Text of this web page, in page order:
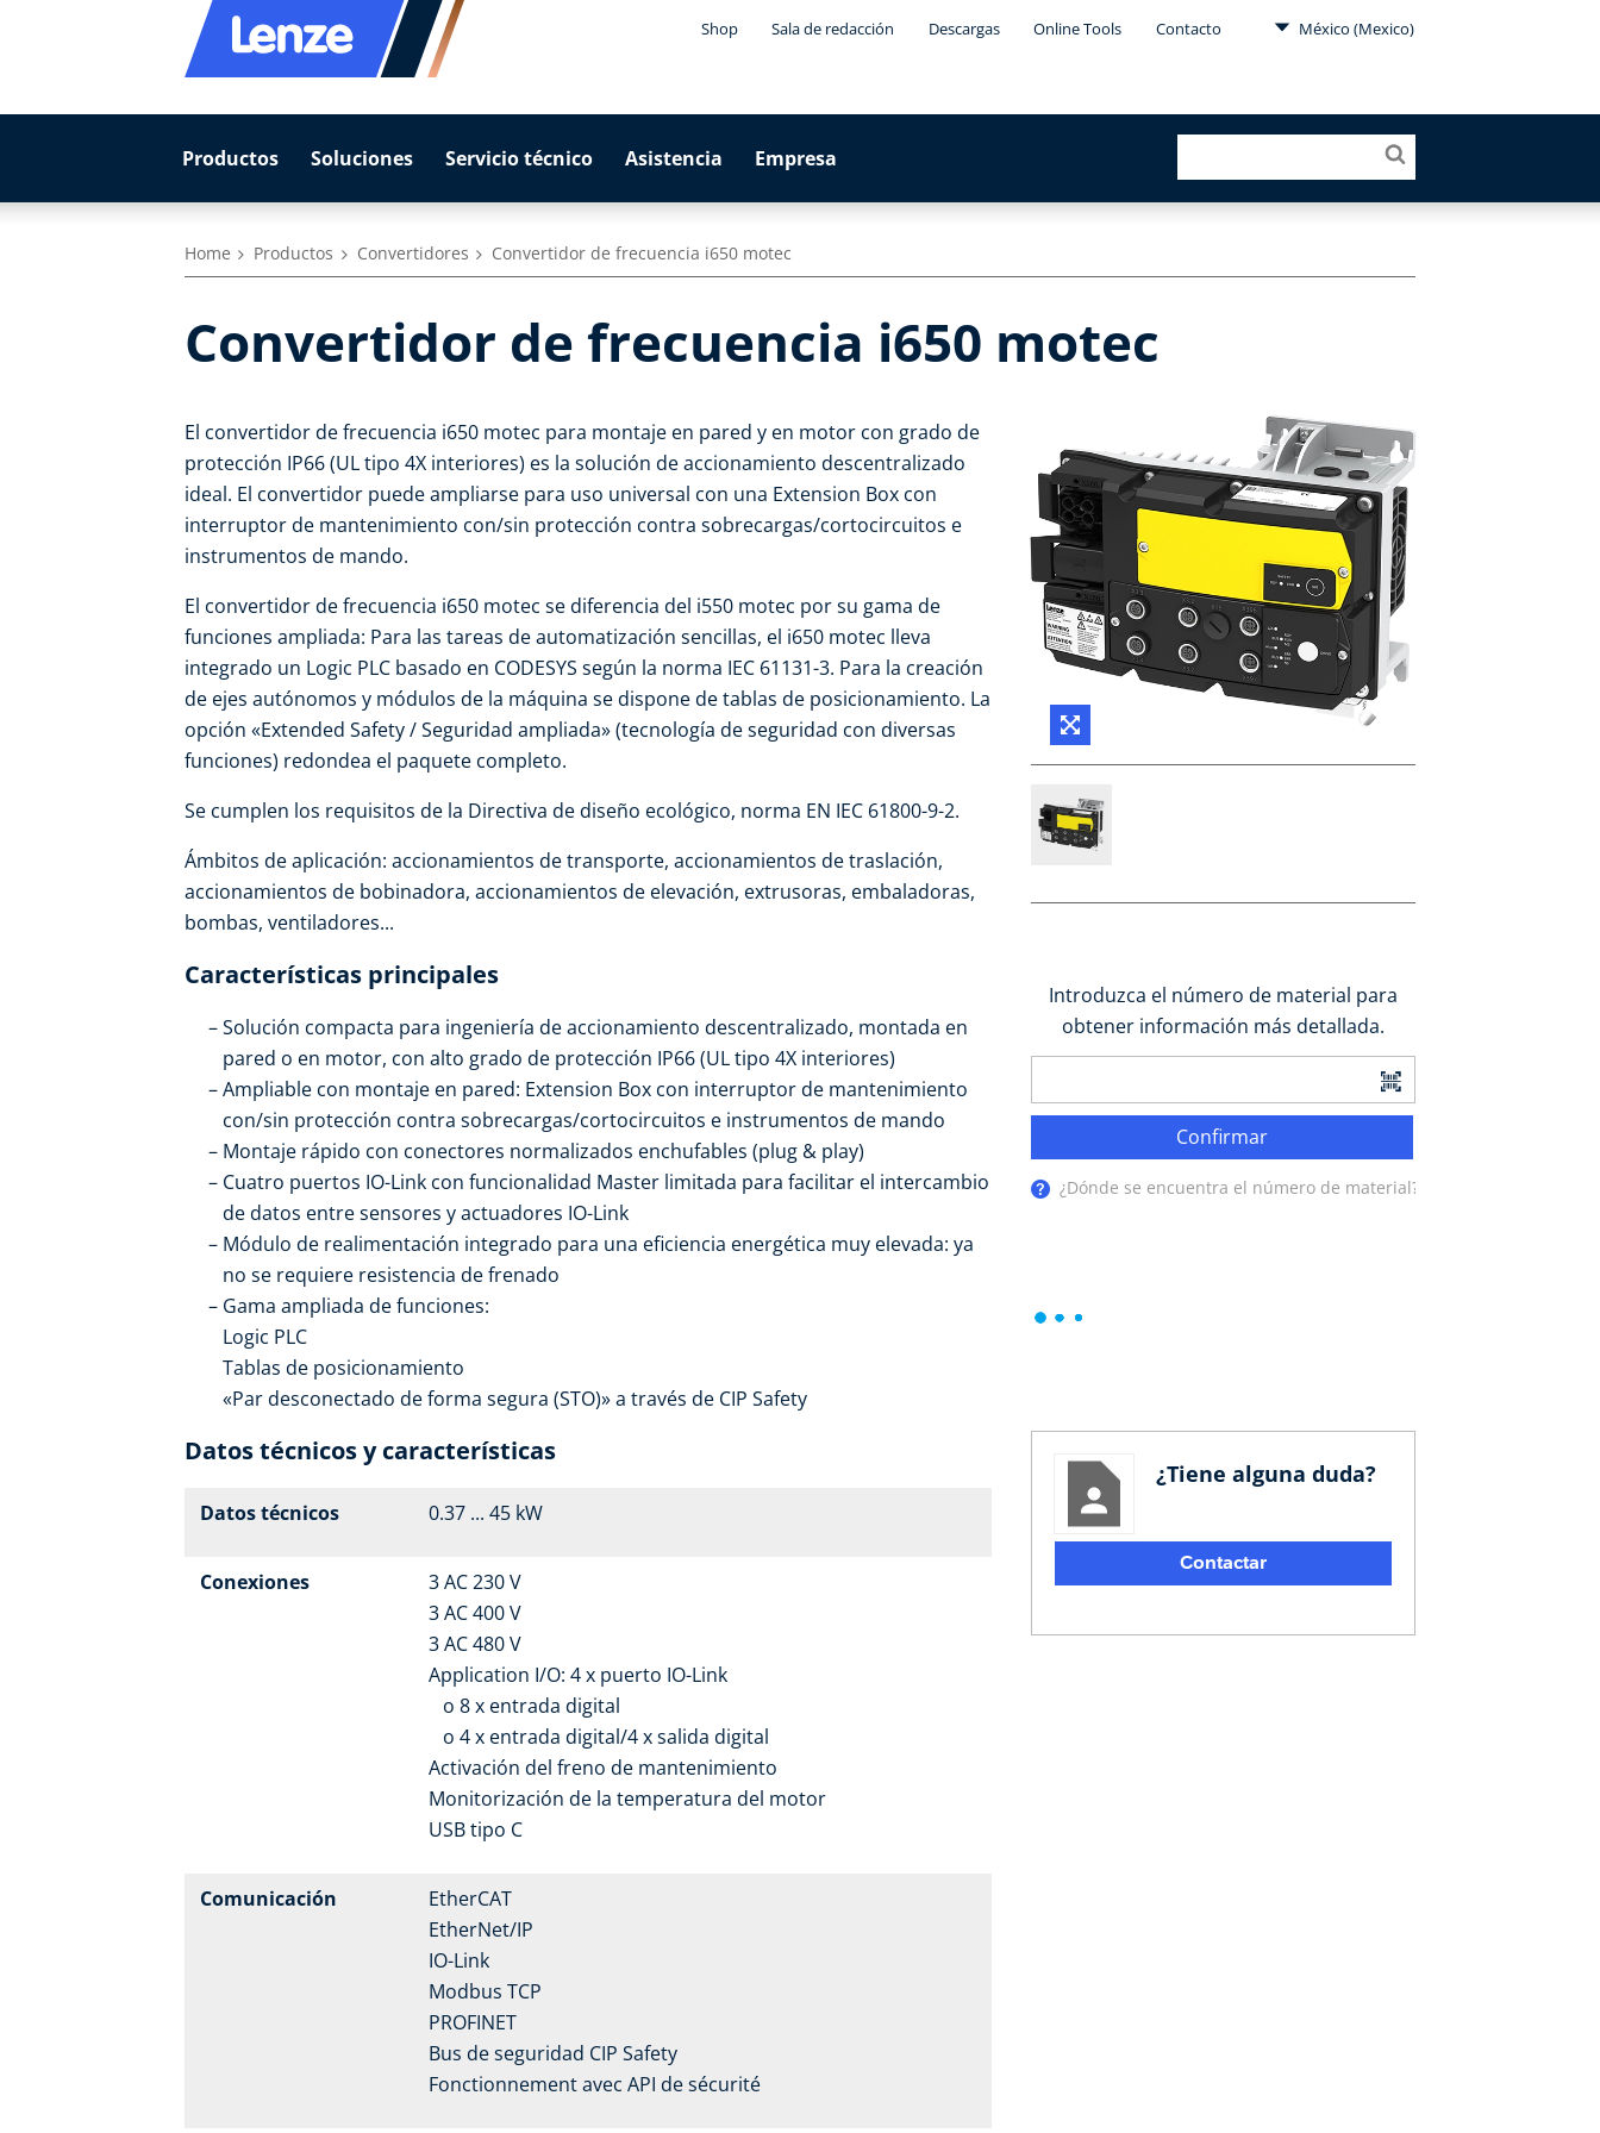
Shop Sala de redacción Descargas Online Tools Contacto México (Mexico)
Productos Soluciones Servicio técnico Asistencia Empresa
Home Productos Convertidores Convertidor de frecuencia i650 motec
Convertidor de frecuencia i650 motec
El convertidor de frecuencia i650 motec para montaje en pared y en motor con grado de
protección IP66 (UL tipo 4X interiores) es la solución de accionamiento descentralizado
ideal. El convertidor puede ampliarse para uso universal con una Extension Box con
interruptor de mantenimiento con/sin protección contra sobrecargas/cortocircuitos e
instrumentos de mando.
El convertidor de frecuencia i650 motec se diferencia del i550 motec por su gama de
funciones ampliada: Para las tareas de automatización sencillas, el i650 motec lleva
integrado un Logic PLC basado en CODESYS según la norma IEC 61131-3. Para la creación
de ejes autónomos y módulos de la máquina se dispone de tablas de posicionamiento. La
opción «Extended Safety / Seguridad ampliada» (tecnología de seguridad con diversas
funciones) redondea el paquete completo.
Se cumplen los requisitos de la Directiva de diseño ecológico, norma EN IEC 61800-9-2.
Ámbitos de aplicación: accionamientos de transporte, accionamientos de traslación,
accionamientos de bobinadora, accionamientos de elevación, extrusoras, embaladoras,
bombas, ventiladores...
Características principales
Solución compacta para ingeniería de accionamiento descentralizado, montada en
pared o en motor, con alto grado de protección IP66 (UL tipo 4X interiores)
Ampliable con montaje en pared: Extension Box con interruptor de mantenimiento
con/sin protección contra sobrecargas/cortocircuitos e instrumentos de mando
Montaje rápido con conectores normalizados enchufables (plug & play)
Cuatro puertos IO-Link con funcionalidad Master limitada para facilitar el intercambio
de datos entre sensores y actuadores IO-Link
Módulo de realimentación integrado para una eficiencia energética muy elevada: ya
no se requiere resistencia de frenado
Gama ampliada de funciones:
Logic PLC
Tablas de posicionamiento
«Par desconectado de forma segura (STO)» a través de CIP Safety
Datos técnicos y características
Datos técnicos 0.37 ... 45 kW
Conexiones
3 AC 230 V
3 AC 400 V
3 AC 480 V
Application I/O: 4 x puerto IO-Link
o 8 x entrada digital
o 4 x entrada digital/4 x salida digital
Activación del freno de mantenimiento
Monitorización de la temperatura del motor
USB tipo C
Comunicación
EtherCAT
EtherNet/IP
IO-Link
Modbus TCP
PROFINET
Bus de seguridad CIP Safety
Fonctionnement avec API de sécurité
Introduzca el número de material para
obtener información más detallada.
Confirmar
¿Dónde se encuentra el número de material?
¿Tiene alguna duda?
Contactar